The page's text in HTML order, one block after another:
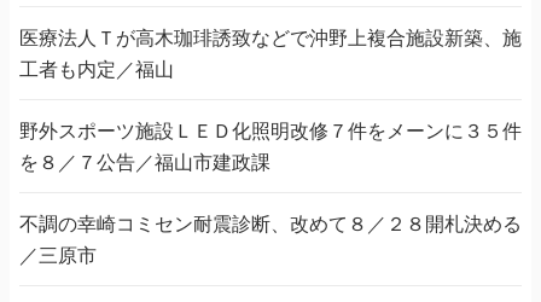
医療法人Ｔが高木珈琲誘致などで沖野上複合施設新築、施
工者も内定／福山
野外スポーツ施設ＬＥＤ化照明改修７件をメーンに３５件
を８／７公告／福山市建政課
不調の幸崎コミセン耐震診断、改めて８／２８開札決める
／三原市